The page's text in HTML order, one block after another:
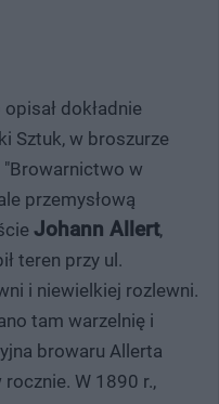
dokładnie
Sztuk, w broszurze
w
przemysłową
Johann Allert,
teren przy ul.
i niewielkiej rozlewni.
tam warzelnię i
browaru Allerta
W 1890 r.,